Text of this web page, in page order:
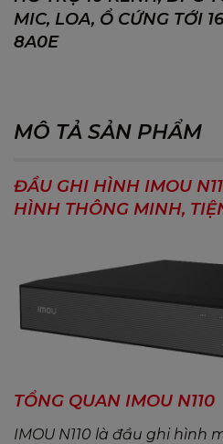
MIC, LOA, Ổ CỨNG TỚI
8A0E
MÔ TẢ SẢN PHẨM
ĐẦU GHI HÌNH IMOU
HÌNH THÔNG MINH,
TỔNG QUAN IMOU N110
IMOU N110 là đầu ghi hình